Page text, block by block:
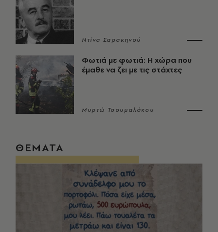
Ντίνα Σαρακηνού
Φωτιά με φωτιά: Η χώρα που
έμαθε να ζει με τις στάχτες
Μυρτώ Τσουμαλάκου
ΘΕΜΑΤΑ